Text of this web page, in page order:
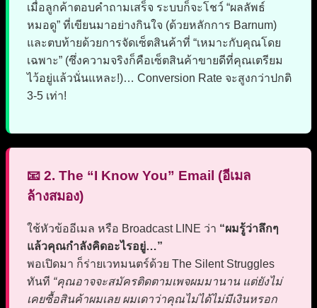
เมื่อลูกค้าตอบคำถามเสร็จ ระบบก็จะโชว์ “ผลลัพธ์
หมอดู” ที่เขียนมาอย่างกินใจ (ด้วยหลักการ Barnum)
และตบท้ายด้วยการจัดเซ็ตสินค้าที่ “เหมาะกับคุณโดย
เฉพาะ” (ซึ่งความจริงก็คือเซ็ตสินค้าขายดีที่คุณเตรียม
ไว้อยู่แล้วนั่นแหละ!)… Conversion Rate จะสูงกว่าปกติ
3-5 เท่า!
📧 2. The “I Know You” Email (อีเมล
ล้างสมอง)
ใช้หัวข้ออีเมล หรือ Broadcast LINE ว่า “ผมรู้ว่าลึกๆ
แล้วคุณกำลังคิดอะไรอยู่…”
พอเปิดมา ก็ร่ายเวทมนตร์ด้วย The Silent Struggles
ทันที “คุณอาจจะสมัครติดตามเพจผมมานาน แต่ยังไม่
เคยซื้อสินค้าผมเลย ผมเดาว่าคุณไม่ได้ไม่มีเงินหรอก